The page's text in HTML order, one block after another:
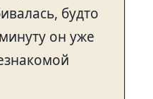
будто
он уже